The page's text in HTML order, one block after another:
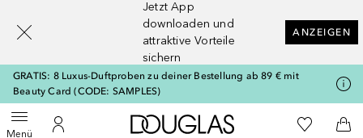
Jetzt App
downloaden und
attraktive Vorteile
sichern
ANZEIGEN
GRATIS: 8 Luxus-Duftproben zu deiner Bestellung ab 89 € mit
Beauty Card (CODE: SAMPLES)
MenüMenü öffnenZu Meinem Kundenkonto
Zur Douglas Startseite
Zu Meiner
[navigation.slideout.screenreader]